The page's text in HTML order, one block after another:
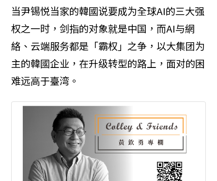
当尹锡悦当家的韓國说要成为全球AI的三大强
权之一时，剑指的对象就是中国，而AI与網
絡、云端服务都是「霸权」之争，以大集团为
主的韓國企业，在升级转型的路上，面对的困
难远高于臺湾。